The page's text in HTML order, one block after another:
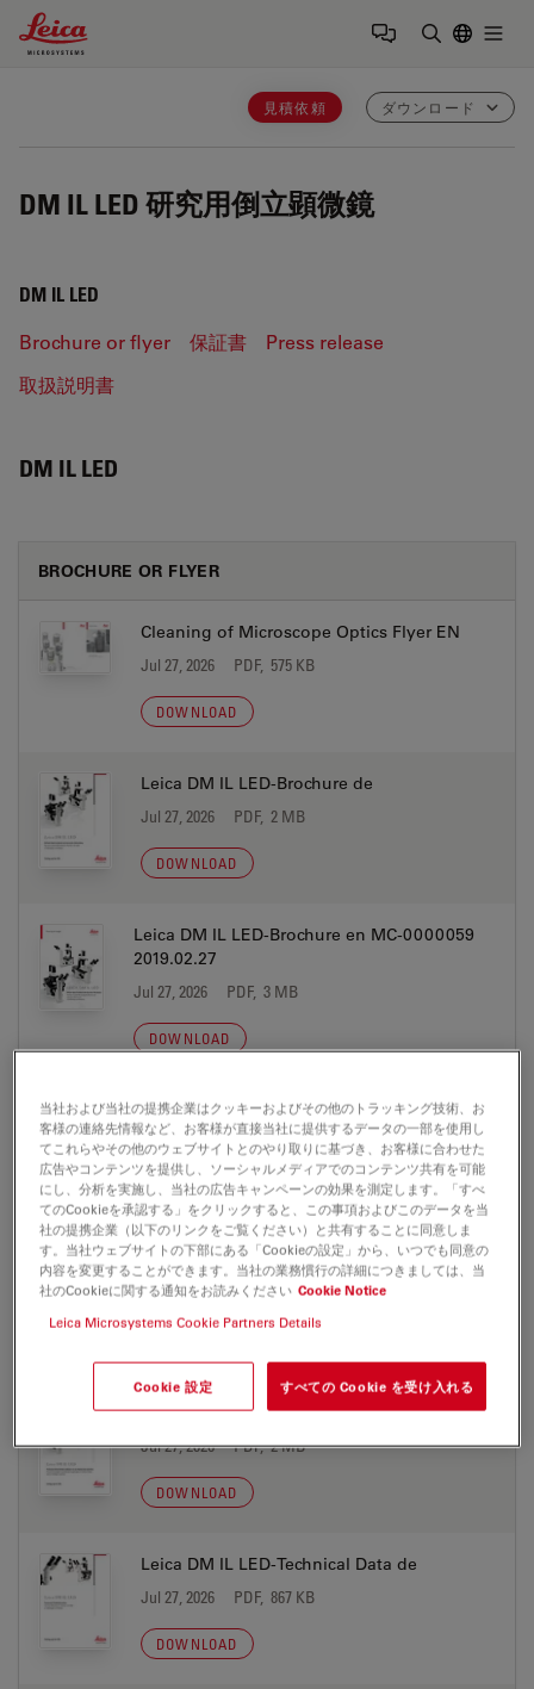
Leica Microsystems Logo
見積依頼 ダウンロード
DM IL LED 研究用倒立顕微鏡
DM IL LED
Brochure or flyer 保証書
Press release
取扱説明書
DM IL LED
BROCHURE OR FLYER
Cleaning of Microscope Optics Flyer EN
Jul 27, 2026 PDF, 575 KB
DOWNLOAD
Leica DM IL LED-Brochure de
Jul 27, 2026 PDF, 2 MB
DOWNLOAD
Leica DM IL LED-Brochure en MC-0000059
2019.02.27
Jul 27, 2026 PDF, 3 MB
DOWNLOAD
Leica DM IL LED-Brochure es
Jul 27, 2026 PDF, 2 MB
DOWNLOAD
Leica DM IL LED-Brochure fr
Jul 27, 2026 PDF, 2 MB
Leica DM IL LED-Brochure it
Jul 27, 2026 PDF, 2 MB
DOWNLOAD
Leica DM IL LED-Technical Data de
Jul 27, 2026 PDF, 867 KB
DOWNLOAD
当社および当社の提携企業はクッキーおよびその他のトラッキング技術、お
客様の連絡先情報など、お客様が直接当社に提供するデータの一部を使用し
てこれらやその他のウェブサイトとのやり取りに基づき、お客様に合わせた
広告やコンテンツを提供し、ソーシャルメディアでのコンテンツ共有を可能
にし、分析を実施し、当社の広告キャンペーンの効果を測定します。「すべ
てのCookieを承認する」をクリックすると、この事項およびこのデータを当
社の提携企業（以下のリンクをご覧ください）と共有することに同意しま
す。当社ウェブサイトの下部にある「Cookieの設定」から、いつでも同意の
内容を変更することができます。当社の業務慣行の詳細につきましては、当
社のCookieに関する通知をお読みください Cookie Notice
Leica Microsystems Cookie Partners Details
Cookie 設定 すべての Cookie を受け入れる